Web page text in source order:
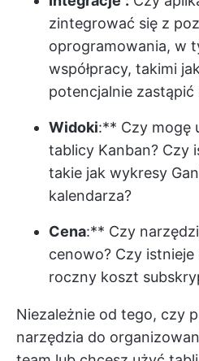
zintegrować się z
oprogramowania, w
współpracy, takimi
potencjalnie
Widoki:** Czy mogę
tablicy Kanban? Czy
takie jak wykresy
kalendarza?
Cena:** Czy
cenowo? Czy
roczny koszt
Niezależnie od tego, czy
narzędzia do